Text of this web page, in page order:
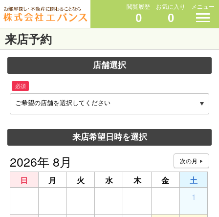
閲覧履歴
0
お気に入り
0
メニュー
来店予約
店舗選択
必須
ご希望の店舗を選択してください
来店希望日時を選択
2026年 8月
日 月 火 水 木 金
土
1